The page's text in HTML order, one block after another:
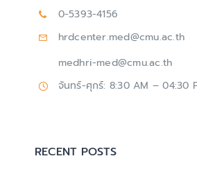
0-5393-4156
hrdcenter.med@cmu.ac.th
medhri-med@cmu.ac.th
จันทร์-ศุกร์: 8:30 AM – 04:30
RECENT POSTS